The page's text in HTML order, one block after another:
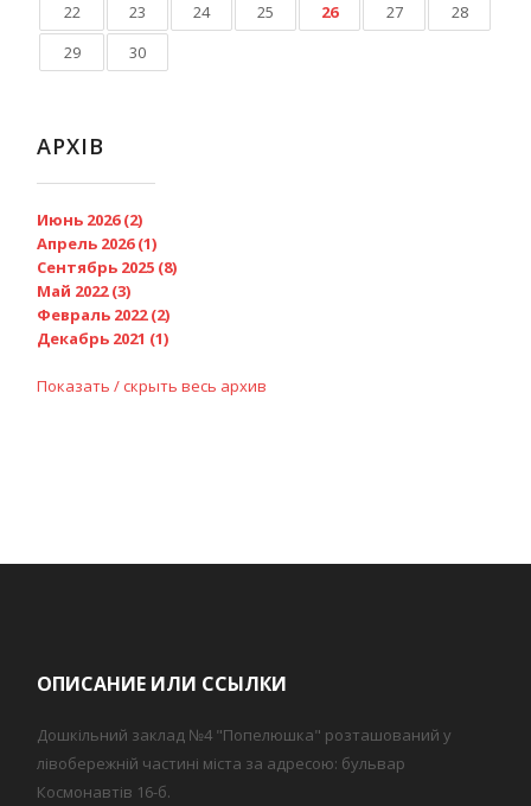
22
23 24 25 26 27
28
29
30
АРХІВ
Июнь 2026 (2)
Апрель 2026 (1)
Сентябрь 2025 (8)
Май 2022 (3)
Февраль 2022 (2)
Декабрь 2021 (1)
Показать / скрыть весь архив
ОПИСАНИЕ ИЛИ ССЫЛКИ
Дошкільний заклад №4 "Попелюшка" розташований у
лівобережній частині міста за адресою: бульвар
Космонавтів 16-б.